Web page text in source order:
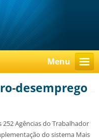
Menu
desemprego
252 Agências do Trabalhador
do sistema Mais